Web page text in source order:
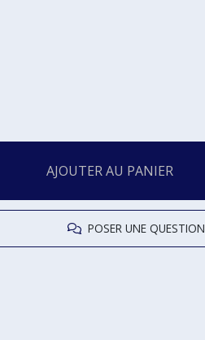
AJOUTER AU PANIER
POSER UNE QUESTION